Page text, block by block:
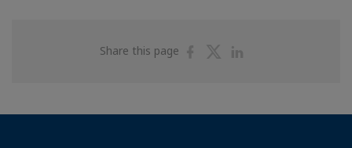
Share this page
ShareShare